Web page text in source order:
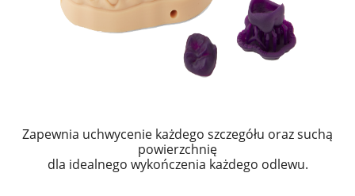
Zapewnia uchwycenie każdego szczegółu oraz suchą
powierzchnię
dla idealnego wykończenia każdego odlewu.